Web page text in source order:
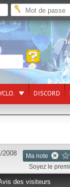
DISCORD
Ma note
Soyez le
2008
des visiteurs